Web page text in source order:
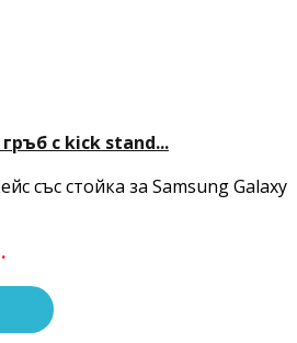
с kick stand...
със стойка за Samsung Galaxy